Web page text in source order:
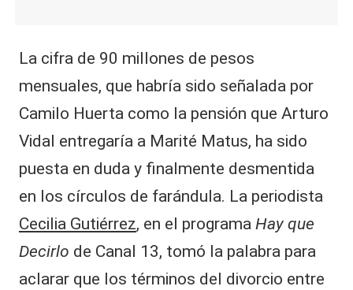
La cifra de 90 millones de pesos
mensuales, que habría sido señalada por
Camilo Huerta como la pensión que Arturo
Vidal entregaría a Marité Matus, ha sido
puesta en duda y finalmente desmentida
en los círculos de farándula. La periodista
Cecilia Gutiérrez, en el programa Hay que
Decirlo de Canal 13, tomó la palabra para
aclarar que los términos del divorcio entre